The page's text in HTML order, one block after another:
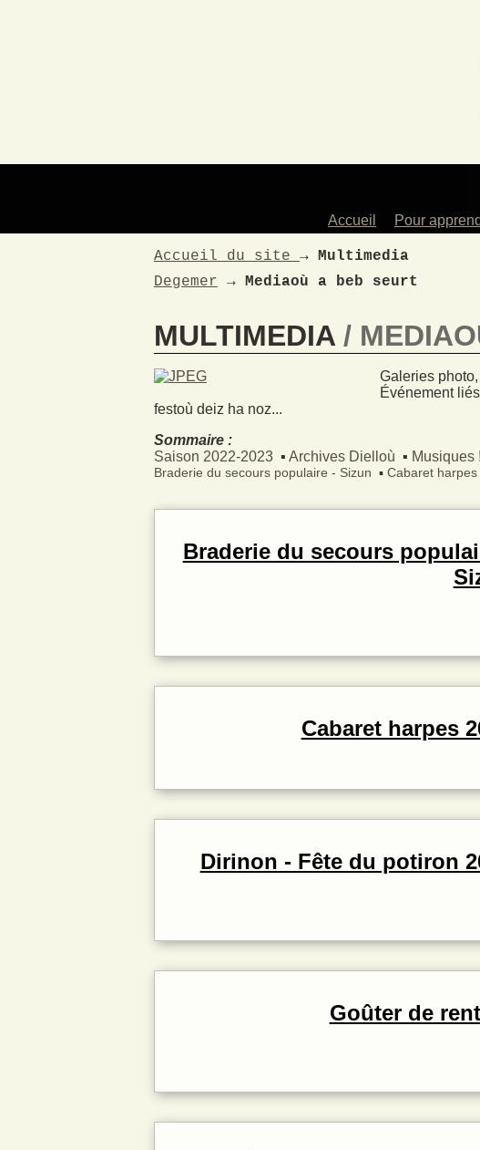
Accueil
Pour
Les
Pour les
La
Infos
Accueil du site → Multimedia
Degemer → Mediaoù a beb seurt
MULTIMEDIA
Galeries
Événement
festoù deiz ha noz...
Sommaire :
Saison 2022-2023
Archives Dielloù Musiques !
Braderie du secours populaire - Sizun Cabaret harpes
Braderie du secours
Cabaret harpes
Dirinon - Fête du potiron
Goûter de